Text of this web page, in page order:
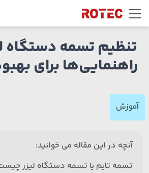
Skip to content
تنظیم تسمه دستگاه
راهنمایی‌ها برای
آموزش
آنچه در این مقاله می خوانید:
تسمه تایم یا تسمه دستگاه لیزر